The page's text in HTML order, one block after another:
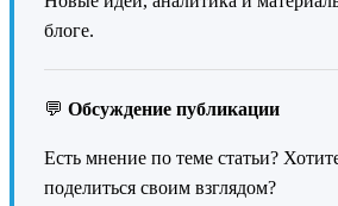
блоге.
💬 Обсуждение публикации
Есть мнение по теме статьи?
поделиться своим взглядом?